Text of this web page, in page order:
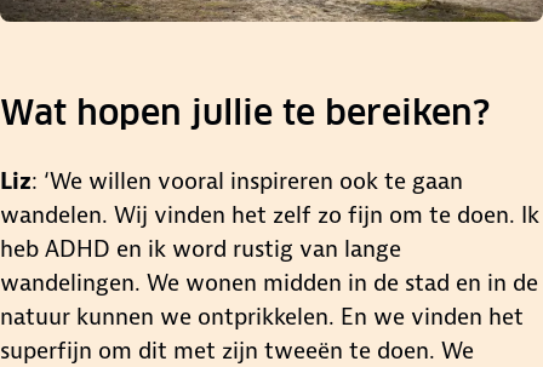
Wat hopen jullie te bereiken?
Liz: ‘We willen vooral inspireren ook te gaan
wandelen. Wij vinden het zelf zo fijn om te doen. Ik
heb ADHD en ik word rustig van lange
wandelingen. We wonen midden in de stad en in de
natuur kunnen we ontprikkelen. En we vinden het
superfijn om dit met zijn tweeën te doen. We